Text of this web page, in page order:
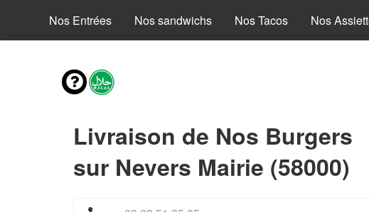
Nos Entrées Nos sandwichs Nos Tacos Nos
Livraison de Nos Burgers
sur Nevers Mairie (58000)